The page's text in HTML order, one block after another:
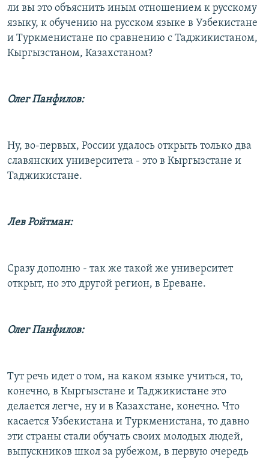
ли вы это объяснить иным отношением к русскому
языку, к обучению на русском языке в Узбекистане
и Туркменистане по сравнению с Таджикистаном,
Кыргызстаном, Казахстаном?
Олег Панфилов:
Ну, во-первых, России удалось открыть только два
славянских университета - это в Кыргызстане и
Таджикистане.
Лев Ройтман:
Сразу дополню - так же такой же университет
открыт, но это другой регион, в Ереване.
Олег Панфилов:
Тут речь идет о том, на каком языке учиться, то,
конечно, в Кыргызстане и Таджикистане это
делается легче, ну и в Казахстане, конечно. Что
касается Узбекистана и Туркменистана, то давно
эти страны стали обучать своих молодых людей,
выпускников школ за рубежом, в первую очередь